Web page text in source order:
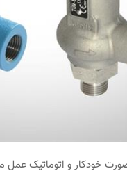
خودکار و اتوماتیک